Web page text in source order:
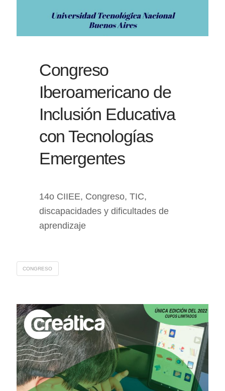
Congreso
Iberoamericano de
Inclusión Educativa
con Tecnologías
Emergentes
14o CIIEE, Congreso, TIC,
discapacidades y dificultades de
aprendizaje
CONGRESO